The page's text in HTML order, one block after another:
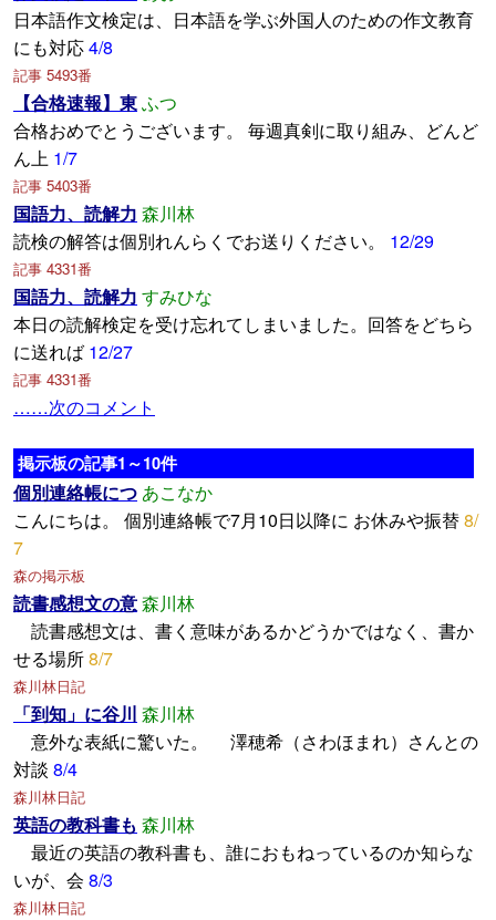
日本語作文検定は、日本語を学ぶ外国人のための作文教育
にも対応4/8
記事 5493番
【合格速報】東ふつ
合格おめでとうございます。 毎週真剣に取り組み、どんど
ん上 1/7
記事 5403番
国語力、読解力 森川林
読検の解答は個別れんらくでお送りください。
12/29
記事 4331番
国語力、読解力 すみひな
本日の読解検定を受け忘れてしまいました。回答をどちら
に送れば 12/27
記事 4331番
……次のコメント
掲示板の記事1～10件
個別連絡帳につ あこなか
こんにちは。 個別連絡帳で7月10日以降に お休みや振替8/
7
森の掲示板
読書感想文の意森川林
読書感想文は、書く意味があるかどうかではなく、書か
せる場所8/7
森川林日記
「到知」に谷川 森川林
意外な表紙に驚いた。 澤穂希（さわほまれ）さんとの
対談 8/4
森川林日記
英語の教科書も 森川林
最近の英語の教科書も、誰におもねっているのか知らな
いが、会 8/3
森川林日記